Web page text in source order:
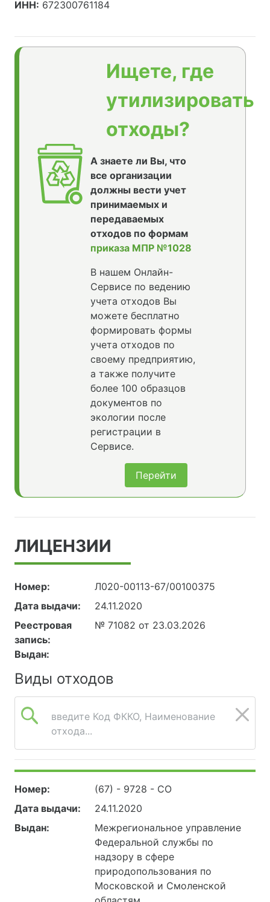
ИНН: 672300761184
Ищете, где
утилизировать
отходы?
А знаете ли Вы, что
все организации
должны вести учет
принимаемых и
передаваемых
отходов по формам
приказа МПР №1028
В нашем Онлайн-
Сервисе по ведению
учета отходов Вы
можете бесплатно
формировать формы
учета отходов по
своему предприятию,
а также получите
более 100 образцов
документов по
экологии после
регистрации в
Сервисе.
Перейти
ЛИЦЕНЗИИ
Номер:
Л020-00113-67/00100375
Дата выдачи:
24.11.2020
Реестровая
запись:
№ 71082 от 23.03.2026
Выдан:
Виды отходов
введите Код ФККО, Наименование
отхода...
Номер:
(67) - 9728 - СО
Дата выдачи:
24.11.2020
Выдан:
Межрегиональное управление
Федеральной службы по
надзору в сфере
природопользования по
Московской и Смоленской